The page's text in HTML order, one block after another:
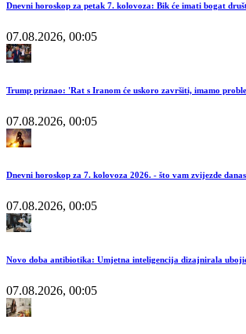
Dnevni horoskop za petak 7. kolovoza: Bik će imati bogat
07.08.2026, 00:05
Trump priznao: 'Rat s Iranom će uskoro završiti, imamo
07.08.2026, 00:05
Dnevni horoskop za 7. kolovoza 2026. - što vam zvijezde
07.08.2026, 00:05
Novo doba antibiotika: Umjetna inteligencija dizajnirala
07.08.2026, 00:05